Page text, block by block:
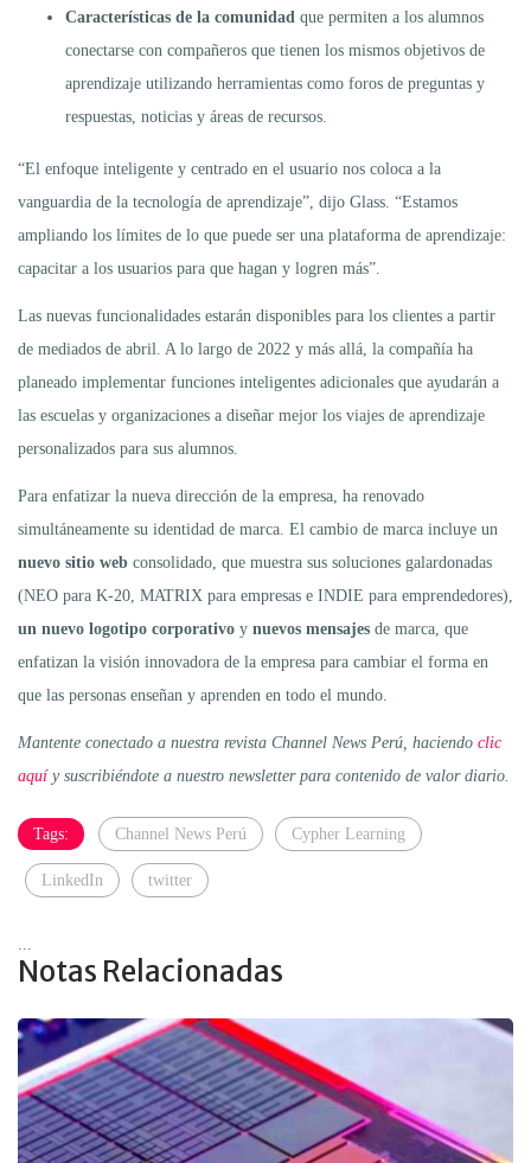
Características de la comunidad que permiten a los alumnos
conectarse con compañeros que tienen los mismos objetivos de
aprendizaje utilizando herramientas como foros de preguntas y
respuestas, noticias y áreas de recursos.
“El enfoque inteligente y centrado en el usuario nos coloca a la
vanguardia de la tecnología de aprendizaje”, dijo Glass. “Estamos
ampliando los límites de lo que puede ser una plataforma de aprendizaje:
capacitar a los usuarios para que hagan y logren más”.
Las nuevas funcionalidades estarán disponibles para los clientes a partir
de mediados de abril. A lo largo de 2022 y más allá, la compañía ha
planeado implementar funciones inteligentes adicionales que ayudarán a
las escuelas y organizaciones a diseñar mejor los viajes de aprendizaje
personalizados para sus alumnos.
Para enfatizar la nueva dirección de la empresa, ha renovado
simultáneamente su identidad de marca. El cambio de marca incluye un
nuevo sitio web consolidado, que muestra sus soluciones galardonadas
(NEO para K-20, MATRIX para empresas e INDIE para emprendedores),
un nuevo logotipo corporativo y nuevos mensajes de marca, que
enfatizan la visión innovadora de la empresa para cambiar el forma en
que las personas enseñan y aprenden en todo el mundo.
Mantente conectado a nuestra revista Channel News Perú, haciendo clic
aquíy suscribiéndote a nuestro newsletter para contenido de valor diario.
Tags: Channel News Perú Cypher Learning
LinkedIn twitter
Notas Relacionadas